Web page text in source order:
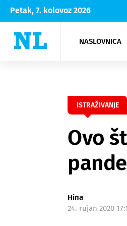
Petak, 7. kolovoz 2026
NASLOVNICA
ISTRAŽIVANJE
Ovo
Hina
24. rujan 2020